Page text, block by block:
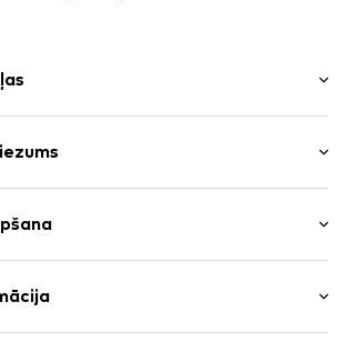
adīta apkakle
garums
piegriezums
- PES (pārstrādāts), 41%